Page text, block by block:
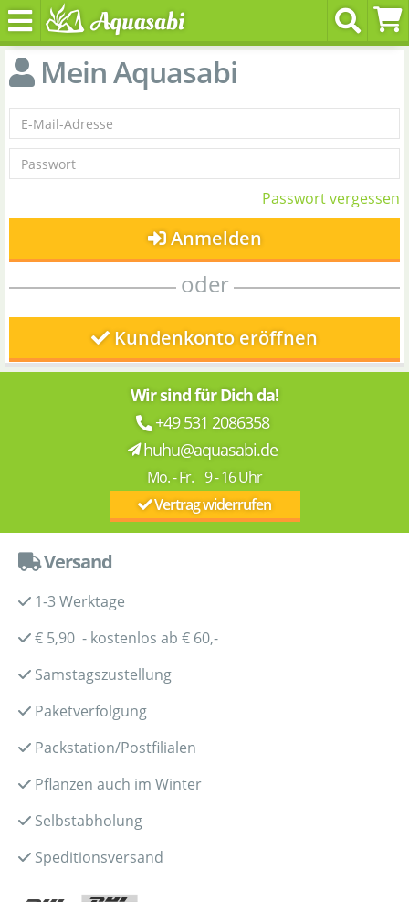
Mein Aquasabi
Passwort vergessen
Anmelden
oder
Kundenkonto eröffnen
Wir sind für Dich da!
+49 531 2086358
huhu@aquasabi.de
Mo. - Fr. 9 - 16 Uhr
Vertrag widerrufen
Versand
1-3 Werktage
€ 5,90 - kostenlos ab € 60,-
Samstagszustellung
Paketverfolgung
Packstation/Postfilialen
Pflanzen auch im Winter
Selbstabholung
Speditionsversand